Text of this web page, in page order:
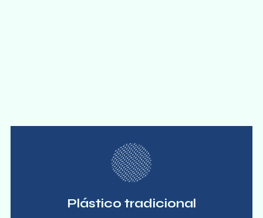
Plástico tradicional